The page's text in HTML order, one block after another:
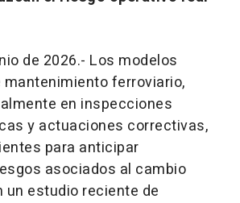
de 2026.- Los modelos
ferroviario,
en inspecciones
y actuaciones correctivas,
para anticipar
asociados al cambio
un estudio reciente de